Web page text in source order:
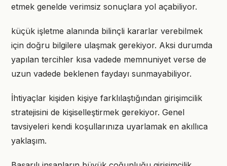
etmek genelde verimsiz sonuçlara yol açabiliyor.
küçük işletme alanında bilinçli kararlar verebilmek
için doğru bilgilere ulaşmak gerekiyor. Aksi durumda
yapılan tercihler kısa vadede memnuniyet verse de
uzun vadede beklenen faydayı sunmayabiliyor.
İhtiyaçlar kişiden kişiye farklılaştığından girişimcilik
stratejisini de kişiselleştirmek gerekiyor. Genel
tavsiyeleri kendi koşullarınıza uyarlamak en akıllıca
yaklaşım.